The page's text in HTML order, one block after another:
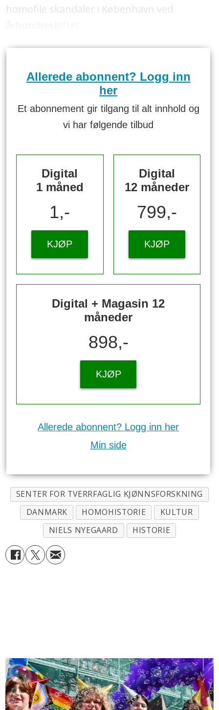
homofile skandaler i København ved
Allerede abonnent? Logg inn
her
Et abonnement gir tilgang til alt innhold og
vi har følgende tilbud
Digital
1 måned
1,-
KJØP
Digital
12 måneder
799,-
KJØP
Digital + Magasin 12
måneder
898,-
KJØP
Allerede abonnent? Logg inn her
Min side
SENTER FOR TVERRFAGLIG KJØNNSFORSKNING
DANMARK
HOMOHISTORIE
KULTUR
NIELS NYEGAARD
HISTORIE